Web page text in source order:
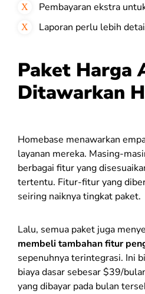
Pembayaran ekstra
Laporan perlu lebih
Paket Harga
Ditawarkan
Homebase menawarkan
layanan mereka. Masing-
berbagai fitur yang
tertentu. Fitur-fitur yang
seiring naiknya tingkat paket.
Lalu, semua paket juga
membeli tambahan fitur
sepenuhnya terintegrasi. Ini
biaya dasar sebesar$39/
yang dibayar pada bulan